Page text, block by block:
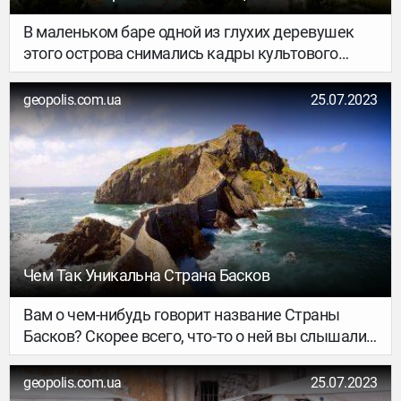
колоритных ресторанах, маленьких кафе и
тратториях.
В маленьком баре одной из глухих деревушек
этого острова снимались кадры культового
фильма. И теперь у входа стоит памятник
знаменитому режиссеру. Здесь до сих пор
соблюдают традицию обета молчания, опасаясь
мести кланов.
geopolis.com.ua 25.07.2023
Чем Так Уникальна Страна Басков
Вам о чем-нибудь говорит название Страны
Басков? Скорее всего, что-то о ней вы слышали,
где-то читали, но помните смутно. Зато вам
должно быть хорошо известно название одной
geopolis.com.ua 25.07.2023